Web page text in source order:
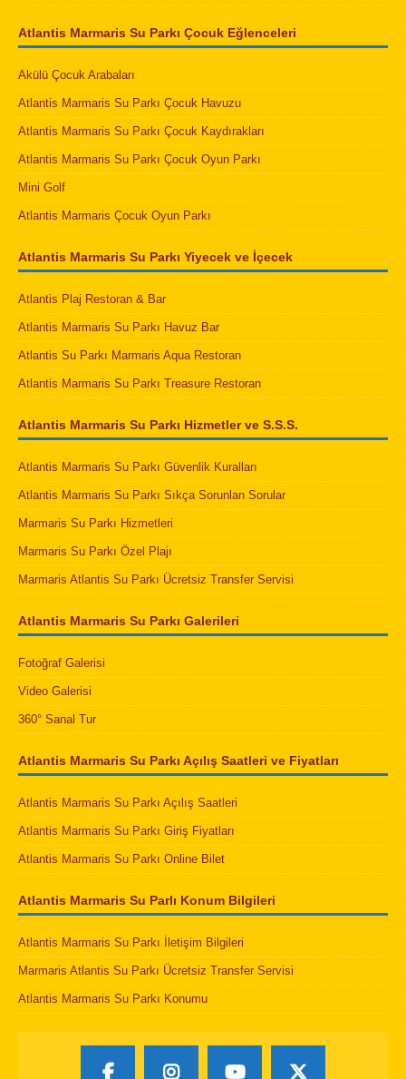
Atlantis Marmaris Su Parkı Çocuk Eğlenceleri
Akülü Çocuk Arabaları
Atlantis Marmaris Su Parkı Çocuk Havuzu
Atlantis Marmaris Su Parkı Çocuk Kaydırakları
Atlantis Marmaris Su Parkı Çocuk Oyun Parkı
Mini Golf
Atlantis Marmaris Çocuk Oyun Parkı
Atlantis Marmaris Su Parkı Yiyecek ve İçecek
Atlantis Plaj Restoran & Bar
Atlantis Marmaris Su Parkı Havuz Bar
Atlantis Su Parkı Marmaris Aqua Restoran
Atlantis Marmaris Su Parkı Treasure Restoran
Atlantis Marmaris Su Parkı Hizmetler ve S.S.S.
Atlantis Marmaris Su Parkı Güvenlik Kuralları
Atlantis Marmaris Su Parkı Sıkça Sorunlan Sorular
Marmaris Su Parkı Hizmetleri
Marmaris Su Parkı Özel Plajı
Marmaris Atlantis Su Parkı Ücretsiz Transfer Servisi
Atlantis Marmaris Su Parkı Galerileri
Fotoğraf Galerisi
Video Galerisi
360° Sanal Tur
Atlantis Marmaris Su Parkı Açılış Saatleri ve Fiyatları
Atlantis Marmaris Su Parkı Açılış Saatleri
Atlantis Marmaris Su Parkı Giriş Fiyatları
Atlantis Marmaris Su Parkı Online Bilet
Atlantis Marmaris Su Parlı Konum Bilgileri
Atlantis Marmaris Su Parkı İletişim Bilgileri
Marmaris Atlantis Su Parkı Ücretsiz Transfer Servisi
Atlantis Marmaris Su Parkı Konumu